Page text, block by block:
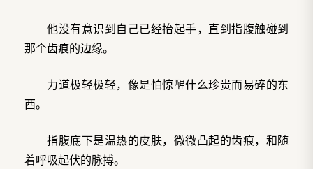
他没有意识到自己已经抬起手，直到指腹触碰到
那个齿痕的边缘。
力道极轻极轻，像是怕惊醒什么珍贵而易碎的东
西。
指腹底下是温热的皮肤，微微凸起的齿痕，和随
着呼吸起伏的脉搏。